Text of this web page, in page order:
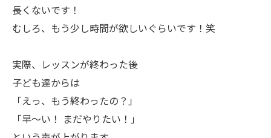
長くないです！
むしろ、もう少し時間が欲しいぐらいです！笑
実際、レッスンが終わった後
子ども達からは
「えっ、もう終わったの？」
「早〜い！ まだやりたい！」